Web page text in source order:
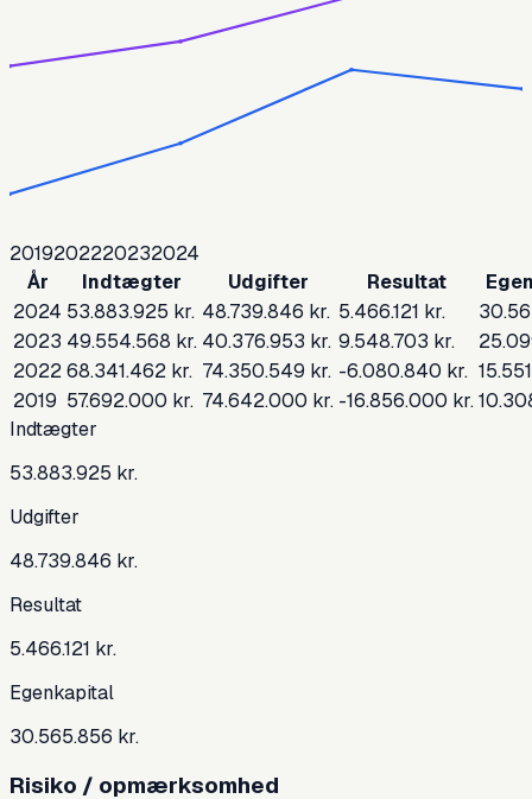
2019202220232024
År
Indtægter Udgifter Resultat
2024 53.883.925 kr. 48.739.846 kr. 5.466.121 kr.
2023 49.554.568 kr. 40.376.953 kr. 9.548.703 kr.
202268.341.462 kr. 74.350.549 kr. -6.080.840 kr.
2019 57.692.000 kr. 74.642.000 kr. -16.856.000 kr.
Indtægter
53.883.925 kr.
Udgifter
48.739.846 kr.
Resultat
5.466.121 kr.
Egenkapital
30.565.856 kr.
Risiko / opmærksomhed